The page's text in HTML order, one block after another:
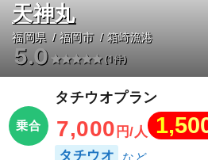
天神丸
福岡県 福岡市 箱崎漁港
5.0 (1件)
乗合
タチウオプラン
7,000 円/人
タチウオ